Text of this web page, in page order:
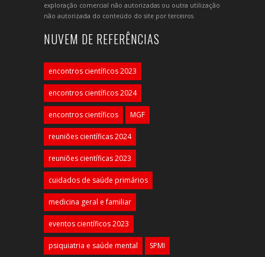
exploração comercial não autorizadas ou outra utilização
não autorizada do conteúdo do site por terceiros.
NUVEM DE REFERÊNCIAS
encontros científicos 2023
encontros científicos 2024
encontros científicos MGF
reuniões científicas 2024
reuniões científicas 2023
cuidados de saúde primários
medicina geral e familiar
eventos científicos 2023
psiquiatria e saúde mental SPMI